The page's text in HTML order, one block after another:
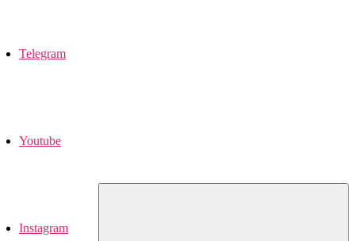
Telegram
Youtube
Instagram